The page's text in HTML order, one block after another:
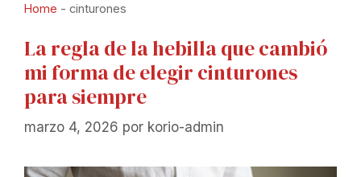
Home - cinturones
La regla de la hebilla que cambió
mi forma de elegir cinturones
para siempre
marzo 4, 2026 por korio-admin